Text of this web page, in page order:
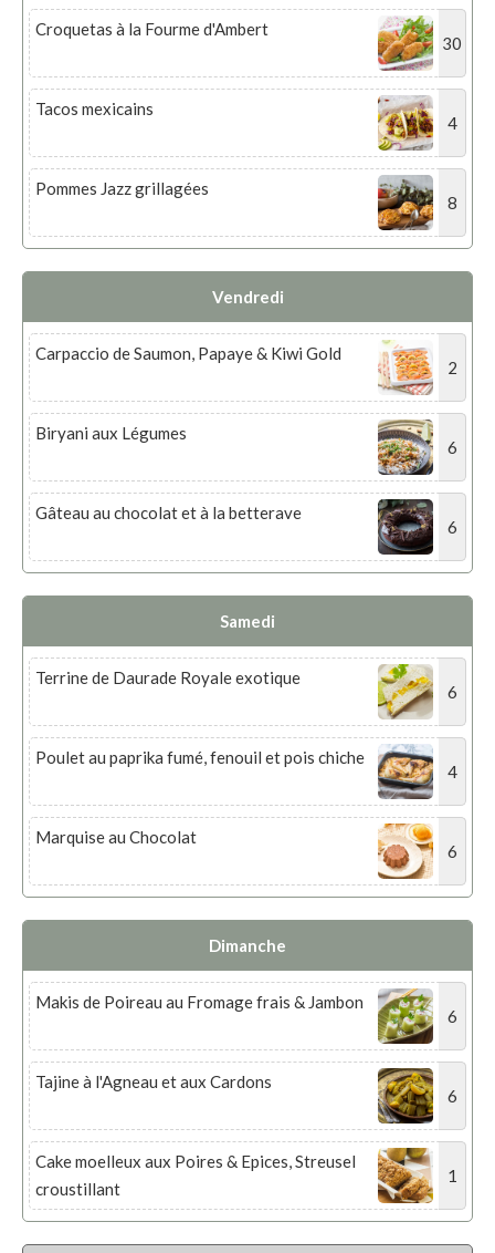
Croquetas à la Fourme d'Ambert
30
Tacos mexicains
4
Pommes Jazz grillagées
8
Vendredi
Carpaccio de Saumon, Papaye & Kiwi Gold
2
Biryani aux Légumes
6
Gâteau au chocolat et à la betterave
6
Samedi
Terrine de Daurade Royale exotique
6
Poulet au paprika fumé, fenouil et pois chiche
4
Marquise au Chocolat
6
Dimanche
Makis de Poireau au Fromage frais & Jambon
6
Tajine à l'Agneau et aux Cardons
6
Cake moelleux aux Poires & Epices, Streusel
croustillant
1